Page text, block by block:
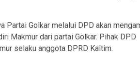
Partai Golkar melalui DPD akan
Makmur dari partai Golkar. Pihak DPD
selaku anggota DPRD Kaltim.